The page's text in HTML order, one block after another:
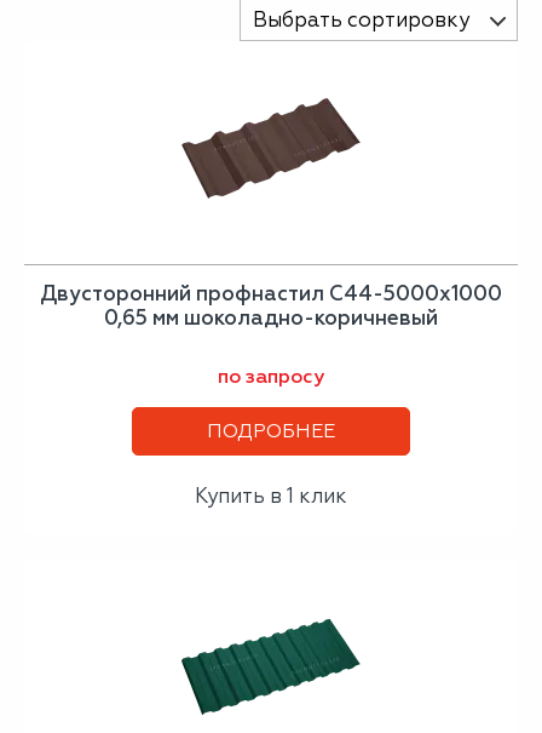
Выбрать сортировку
Двусторонний профнастил С44-5000х1000
0,65 мм шоколадно-коричневый
по запросу
ПОДРОБНЕЕ
Купить в 1 клик